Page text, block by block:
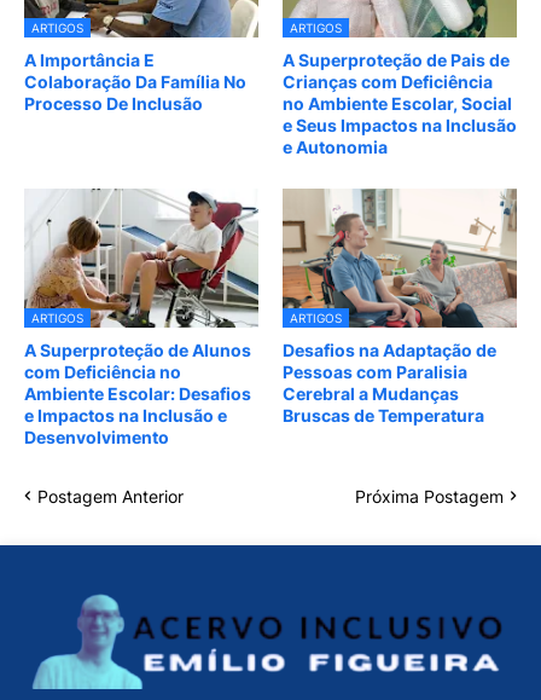
ARTIGOS
A Importância E
Colaboração Da Família No
Processo De Inclusão
ARTIGOS
A Superproteção de Pais de
Crianças com Deficiência
no Ambiente Escolar, Social
e Seus Impactos na Inclusão
e Autonomia
ARTIGOS
A Superproteção de Alunos
com Deficiência no
Ambiente Escolar: Desafios
e Impactos na Inclusão e
Desenvolvimento
ARTIGOS
Desafios na Adaptação de
Pessoas com Paralisia
Cerebral a Mudanças
Bruscas de Temperatura
Postagem Anterior Próxima Postagem